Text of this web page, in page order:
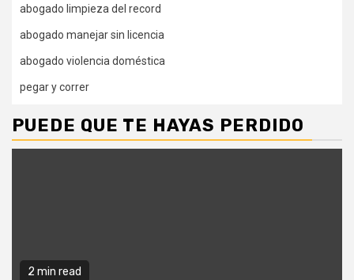
abogado limpieza del record
abogado manejar sin licencia
abogado violencia doméstica
pegar y correr
PUEDE QUE TE HAYAS PERDIDO
2 min read